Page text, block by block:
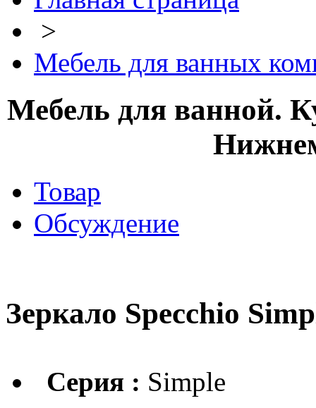
>
Мебель для ванных
Мебель для ванной.
Товар
Обсуждение
Зеркало Specchio
Серия : Simple